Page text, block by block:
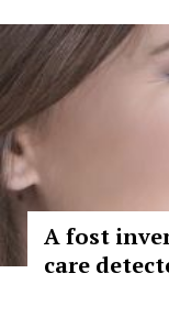
A fost
care